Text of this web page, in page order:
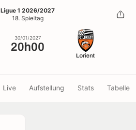
20h00
30/01/2027
Ligue 1 2026/2027
18. Spieltag
30/01/2027
20h00
Lorient
Live Aufstellung Stats Tabelle